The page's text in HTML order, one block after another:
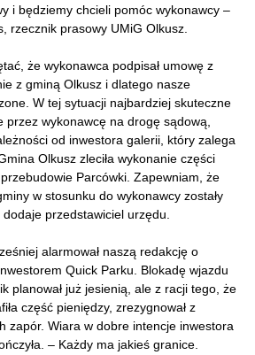
i będziemy chcieli pomóc wykonawcy –
rzecznik prasowy UMiG Olkusz.
że wykonawca podpisał umowę z
z gminą Olkusz i dlatego nasze
W tej sytuacji najbardziej skuteczne
przez wykonawcę na drogę sądową,
od inwestora galerii, który zalega
Olkusz zleciła wykonanie części
Parcówki. Zapewniam, że
w stosunku do wykonawcy zostały
przedstawiciel urzędu.
alarmował naszą redakcję o
Quick Parku. Blokadę wjazdu
planował już jesienią, ale z racji tego, że
część pieniędzy, zrezygnował z
zapór. Wiara w dobre intencje inwestora
– Każdy ma jakieś granice.